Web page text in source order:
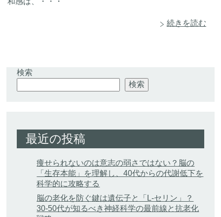
続きを読む
検索
検索
最近の投稿
痩せられないのは意志の弱さではない？脳の
「生存本能」を理解し、40代からの代謝低下を
科学的に攻略する
脳の老化を防ぐ鍵は遺伝子と「L-セリン」？
30-50代が知るべき神経科学の最前線と抗老化